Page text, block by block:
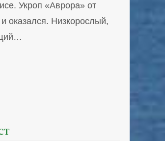
Укроп «Аврора» от
оказался. Низкорослый,